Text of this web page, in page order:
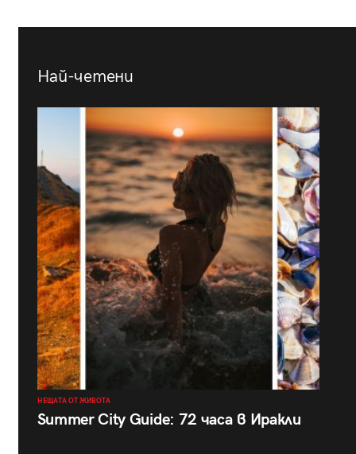
Най-четени
НЕЩАТА ОТ ЖИВОТА
Summer City Guide: 72 часа в Иракли